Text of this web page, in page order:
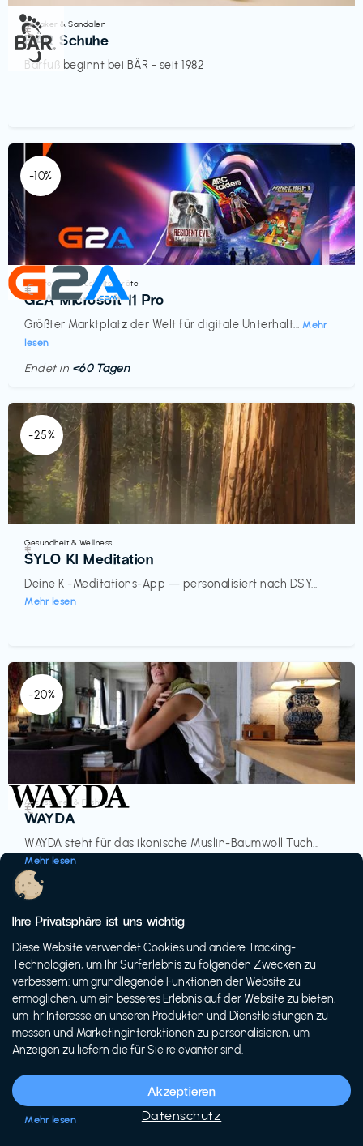
Sneaker & Sandalen
BÄR Schuhe
Barfuß beginnt bei BÄR - seit 1982
€‎
-10%
Elektronik & Haushaltsgeräte
G2A Microsoft 11 Pro
Größter Marktplatz der Welt für digitale Unterhalt... Mehr
lesen
€‎
Endet in <60 Tagen
-25%
Gesundheit & Wellness
SYLO KI Meditation
Deine KI-Meditations-App — personalisiert nach DSY...
Mehr lesen
€‎
-20%
Accessoires & Fashion
WAYDA
WAYDA steht für das ikonische Muslin-Baumwoll Tuch...
Mehr lesen
€‎
-20%
Siech Cycles
Entdecke den Schweizer Brand für urbane Fahrräder...
Mehr lesen
Ihre Privatsphäre ist uns wichtig
Diese Website verwendet Cookies und andere Tracking-
Technologien, um Ihr Surferlebnis zu folgenden Zwecken zu
verbessern: um grundlegende Funktionen der Website zu
ermöglichen, um ein besseres Erlebnis auf der Website zu bieten,
um Ihr Interesse an unseren Produkten und Dienstleistungen zu
messen und Marketinginteraktionen zu personalisieren, um
Anzeigen zu liefern die für Sie relevanter sind.
Akzeptieren
Datenschutz